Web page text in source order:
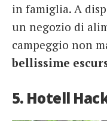
in famiglia. A
un negozio di
campeggio non
bellissime
5. Hotell